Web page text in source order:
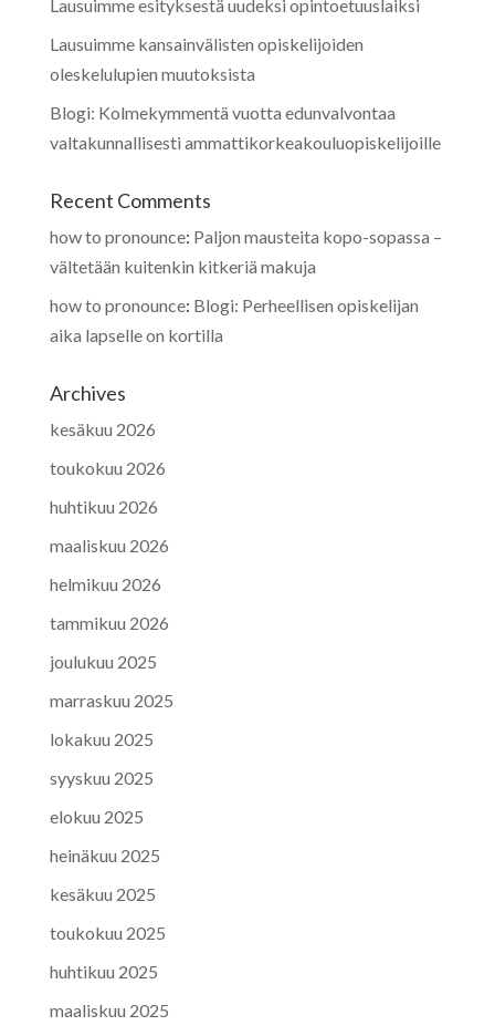
Lausuimme esityksestä uudeksi opintoetuuslaiksi
Lausuimme kansainvälisten opiskelijoiden
oleskelulupien muutoksista
Blogi: Kolmekymmentä vuotta edunvalvontaa
valtakunnallisesti ammattikorkeakouluopiskelijoille
Recent Comments
how to pronounce: Paljon mausteita kopo-sopassa –
vältetään kuitenkin kitkeriä makuja
how to pronounce: Blogi: Perheellisen opiskelijan
aika lapselle on kortilla
Archives
kesäkuu 2026
toukokuu 2026
huhtikuu 2026
maaliskuu 2026
helmikuu 2026
tammikuu 2026
joulukuu 2025
marraskuu 2025
lokakuu 2025
syyskuu 2025
elokuu 2025
heinäkuu 2025
kesäkuu 2025
toukokuu 2025
huhtikuu 2025
maaliskuu 2025